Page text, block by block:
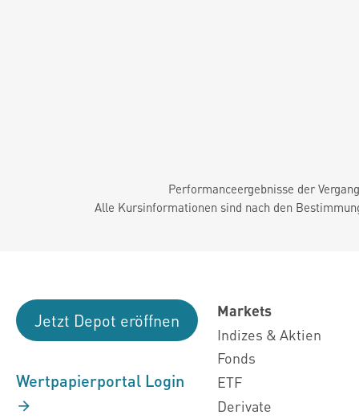
Performanceergebnisse der
Alle Kursinformationen sind nach den
Jetzt Depot eröffnen
Wertpapierportal Login
Markets
Indizes & Aktien
Fonds
ETF
Derivate